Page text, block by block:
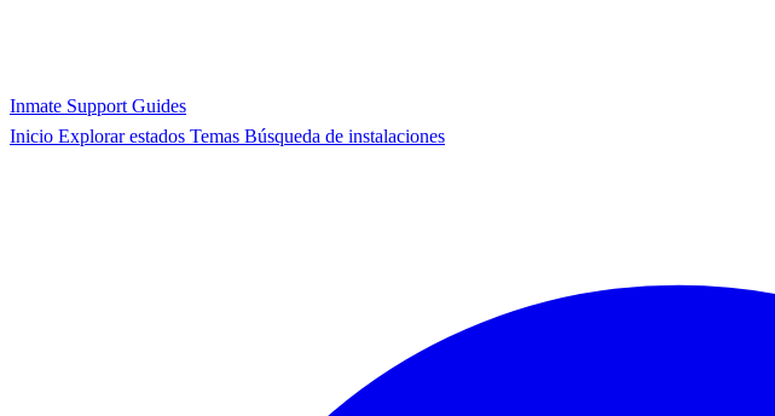
Inmate Support Guides
Inicio Explorar estados Temas Búsqueda de instalaciones